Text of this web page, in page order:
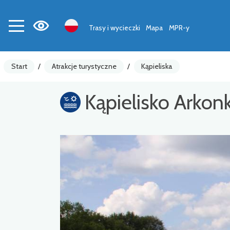
Trasy i wycieczki Mapa MPR-y
Start / Atrakcje turystyczne / Kąpieliska
Kąpielisko